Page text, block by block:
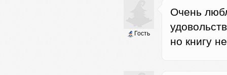
Гость
Очень
но книгу